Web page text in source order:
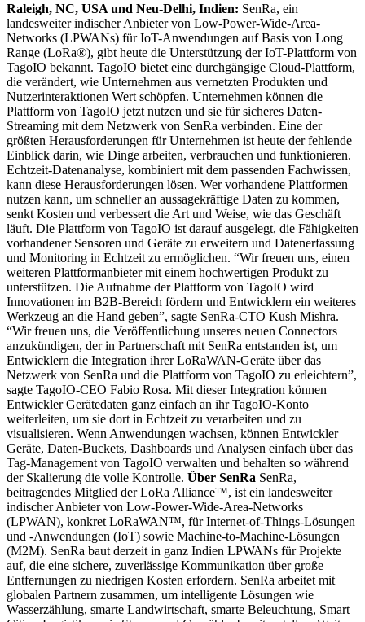
Raleigh, NC, USA und Neu-Delhi, Indien: SenRa, ein
landesweiter indischer Anbieter von Low-Power-Wide-Area-
Networks (LPWANs) für IoT-Anwendungen auf Basis von Long
Range (LoRa®), gibt heute die Unterstützung der IoT-Plattform von
TagoIO bekannt. TagoIO bietet eine durchgängige Cloud-Plattform,
die verändert, wie Unternehmen aus vernetzten Produkten und
Nutzerinteraktionen Wert schöpfen. Unternehmen können die
Plattform von TagoIO jetzt nutzen und sie für sicheres Daten-
Streaming mit dem Netzwerk von SenRa verbinden. Eine der
größten Herausforderungen für Unternehmen ist heute der fehlende
Einblick darin, wie Dinge arbeiten, verbrauchen und funktionieren.
Echtzeit-Datenanalyse, kombiniert mit dem passenden Fachwissen,
kann diese Herausforderungen lösen. Wer vorhandene Plattformen
nutzen kann, um schneller an aussagekräftige Daten zu kommen,
senkt Kosten und verbessert die Art und Weise, wie das Geschäft
läuft. Die Plattform von TagoIO ist darauf ausgelegt, die Fähigkeiten
vorhandener Sensoren und Geräte zu erweitern und Datenerfassung
und Monitoring in Echtzeit zu ermöglichen. “Wir freuen uns, einen
weiteren Plattformanbieter mit einem hochwertigen Produkt zu
unterstützen. Die Aufnahme der Plattform von TagoIO wird
Innovationen im B2B-Bereich fördern und Entwicklern ein weiteres
Werkzeug an die Hand geben”, sagte SenRa-CTO Kush Mishra.
“Wir freuen uns, die Veröffentlichung unseres neuen Connectors
anzukündigen, der in Partnerschaft mit SenRa entstanden ist, um
Entwicklern die Integration ihrer LoRaWAN-Geräte über das
Netzwerk von SenRa und die Plattform von TagoIO zu erleichtern”,
sagte TagoIO-CEO Fabio Rosa. Mit dieser Integration können
Entwickler Gerätedaten ganz einfach an ihr TagoIO-Konto
weiterleiten, um sie dort in Echtzeit zu verarbeiten und zu
visualisieren. Wenn Anwendungen wachsen, können Entwickler
Geräte, Daten-Buckets, Dashboards und Analysen einfach über das
Tag-Management von TagoIO verwalten und behalten so während
der Skalierung die volle Kontrolle. Über SenRa SenRa,
beitragendes Mitglied der LoRa Alliance™, ist ein landesweiter
indischer Anbieter von Low-Power-Wide-Area-Networks
(LPWAN), konkret LoRaWAN™, für Internet-of-Things-Lösungen
und -Anwendungen (IoT) sowie Machine-to-Machine-Lösungen
(M2M). SenRa baut derzeit in ganz Indien LPWANs für Projekte
auf, die eine sichere, zuverlässige Kommunikation über große
Entfernungen zu niedrigen Kosten erfordern. SenRa arbeitet mit
globalen Partnern zusammen, um intelligente Lösungen wie
Wasserzählung, smarte Landwirtschaft, smarte Beleuchtung, Smart